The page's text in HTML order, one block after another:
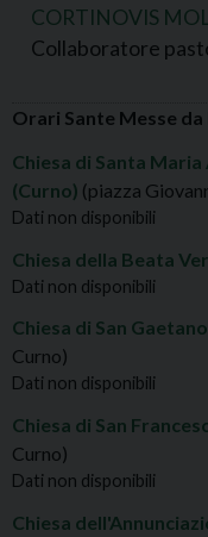
CORTINOVIS
Collaboratore
Orari Sante Messe da
Chiesa di Santa
(Curno) (piazza
Dati non disponibili
Chiesa della Beata
Dati non disponibili
Chiesa di San
Curno)
Dati non disponibili
Chiesa di San
Curno)
Dati non disponibili
Chiesa